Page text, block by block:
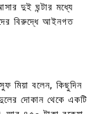
দুই ঘন্টার মধ্যে
বিরুদ্ধে আইনগত
মিয়া বলেন, কিছুদিন
দোকান থেকে একটি